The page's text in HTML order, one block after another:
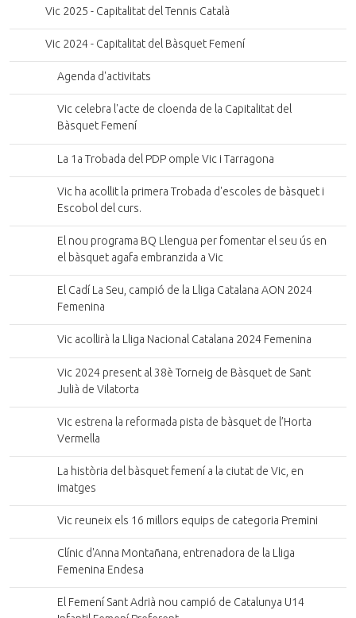
Vic 2025 - Capitalitat del Tennis Català
Vic 2024 - Capitalitat del Bàsquet Femení
Agenda d'activitats
Vic celebra l'acte de cloenda de la Capitalitat del
Bàsquet Femení
La 1a Trobada del PDP omple Vic i Tarragona
Vic ha acollit la primera Trobada d'escoles de bàsquet i
Escobol del curs.
El nou programa BQ Llengua per fomentar el seu ús en
el bàsquet agafa embranzida a Vic
El Cadí La Seu, campió de la Lliga Catalana AON 2024
Femenina
Vic acollirà la Lliga Nacional Catalana 2024 Femenina
Vic 2024 present al 38è Torneig de Bàsquet de Sant
Julià de Vilatorta
Vic estrena la reformada pista de bàsquet de l’Horta
Vermella
La història del bàsquet femení a la ciutat de Vic, en
imatges
Vic reuneix els 16 millors equips de categoria Premini
Clínic d'Anna Montañana, entrenadora de la Lliga
Femenina Endesa
El Femení Sant Adrià nou campió de Catalunya U14